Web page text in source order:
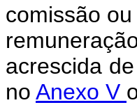
comissão
acrescida
no Anexo V